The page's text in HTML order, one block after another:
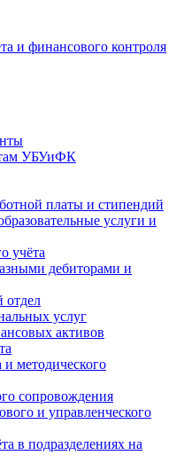
УБУиФК
платы и стипендий
услуги и
учёта
дебиторами и
отдел
услуг
активов
и методического
сопровождения
и управленческого
в подразделениях на